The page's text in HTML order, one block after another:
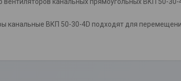
канальные ВКП 50-30-4D подходят для